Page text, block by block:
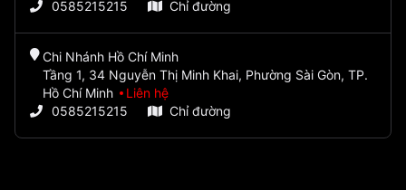
0585215215
Chỉ đường
Chi Nhánh Hồ Chí Minh
Tầng 1, 34 Nguyễn Thị Minh Khai, Phường Sài Gòn, TP.
Hồ Chí Minh
Liên hệ
0585215215
Chỉ đường